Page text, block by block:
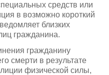
средств или
в возможно короткий
близких
гражданина.
гражданину
смерти в результате
физической силы,